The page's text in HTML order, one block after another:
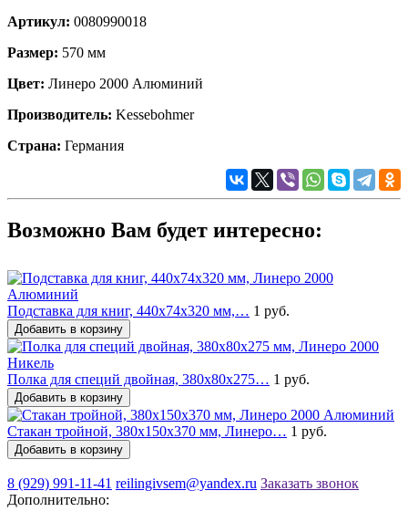
Артикул: 0080990018
Размер: 570 мм
Цвет: Линеро 2000 Алюминий
Производитель: Kessebohmer
Страна: Германия
Возможно Вам будет интересно:
Подставка для книг, 440х74х320 мм,… 1 руб.
Добавить в корзину
Полка для специй двойная, 380х80х275… 1 руб.
Добавить в корзину
Стакан тройной, 380х150х370 мм, Линеро… 1 руб.
Добавить в корзину
8 (929) 991-11-41 reilingivsem@yandex.ru Заказать звонок
Дополнительно: